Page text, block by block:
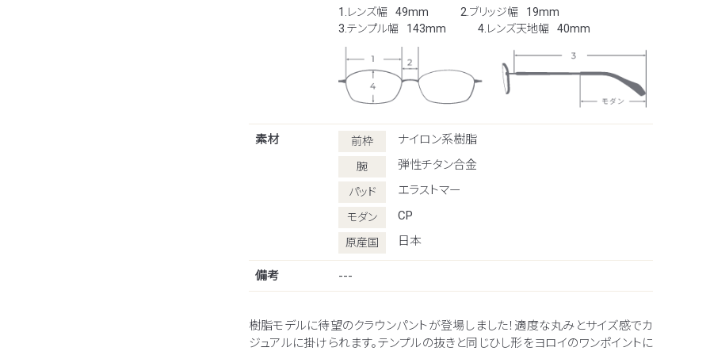
1.レンズ幅 49mm 2.ブリッジ幅
19mm
3.テンプル幅
143mm 4.レンズ天地幅 40mm
素材 前枠 ナイロン系樹脂
腕 弾性チタン合金
パッド エラストマー
モダン CP
原産国 日本
備考 ---
樹脂モデルに待望のクラウンパントが登場しました！適度な丸みとサイズ感でカ
ジュアルに掛けられます。テンプルの抜きと同じひし形をヨロイのワンポイントに